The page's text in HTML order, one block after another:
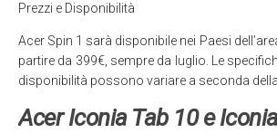
Prezzi e Disponibilità
Acer Spin 1 sarà disponibile nei Paesi
partire da 399€, sempre da luglio. Le
disponibilità possono variare a seconda
Acer Iconia Tab 10 e